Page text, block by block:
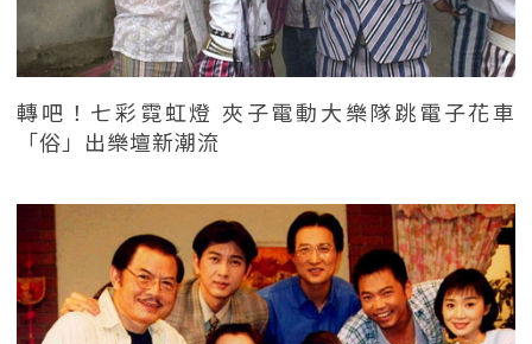
轉吧！七彩霓虹燈 夾子電動大樂隊跳電子花車
「俗」出樂壇新潮流